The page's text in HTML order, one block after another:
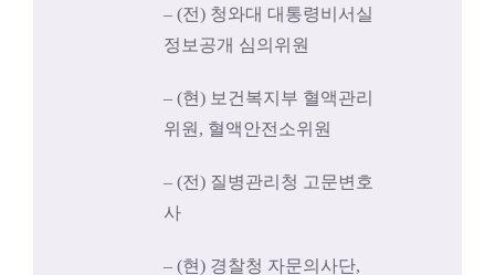
– (전) 청와대 대통령비서실
정보공개 심의위원
– (현) 보건복지부 혈액관리
위원, 혈액안전소위원
– (전) 질병관리청 고문변호
사
– (현) 경찰청 자문의사단,